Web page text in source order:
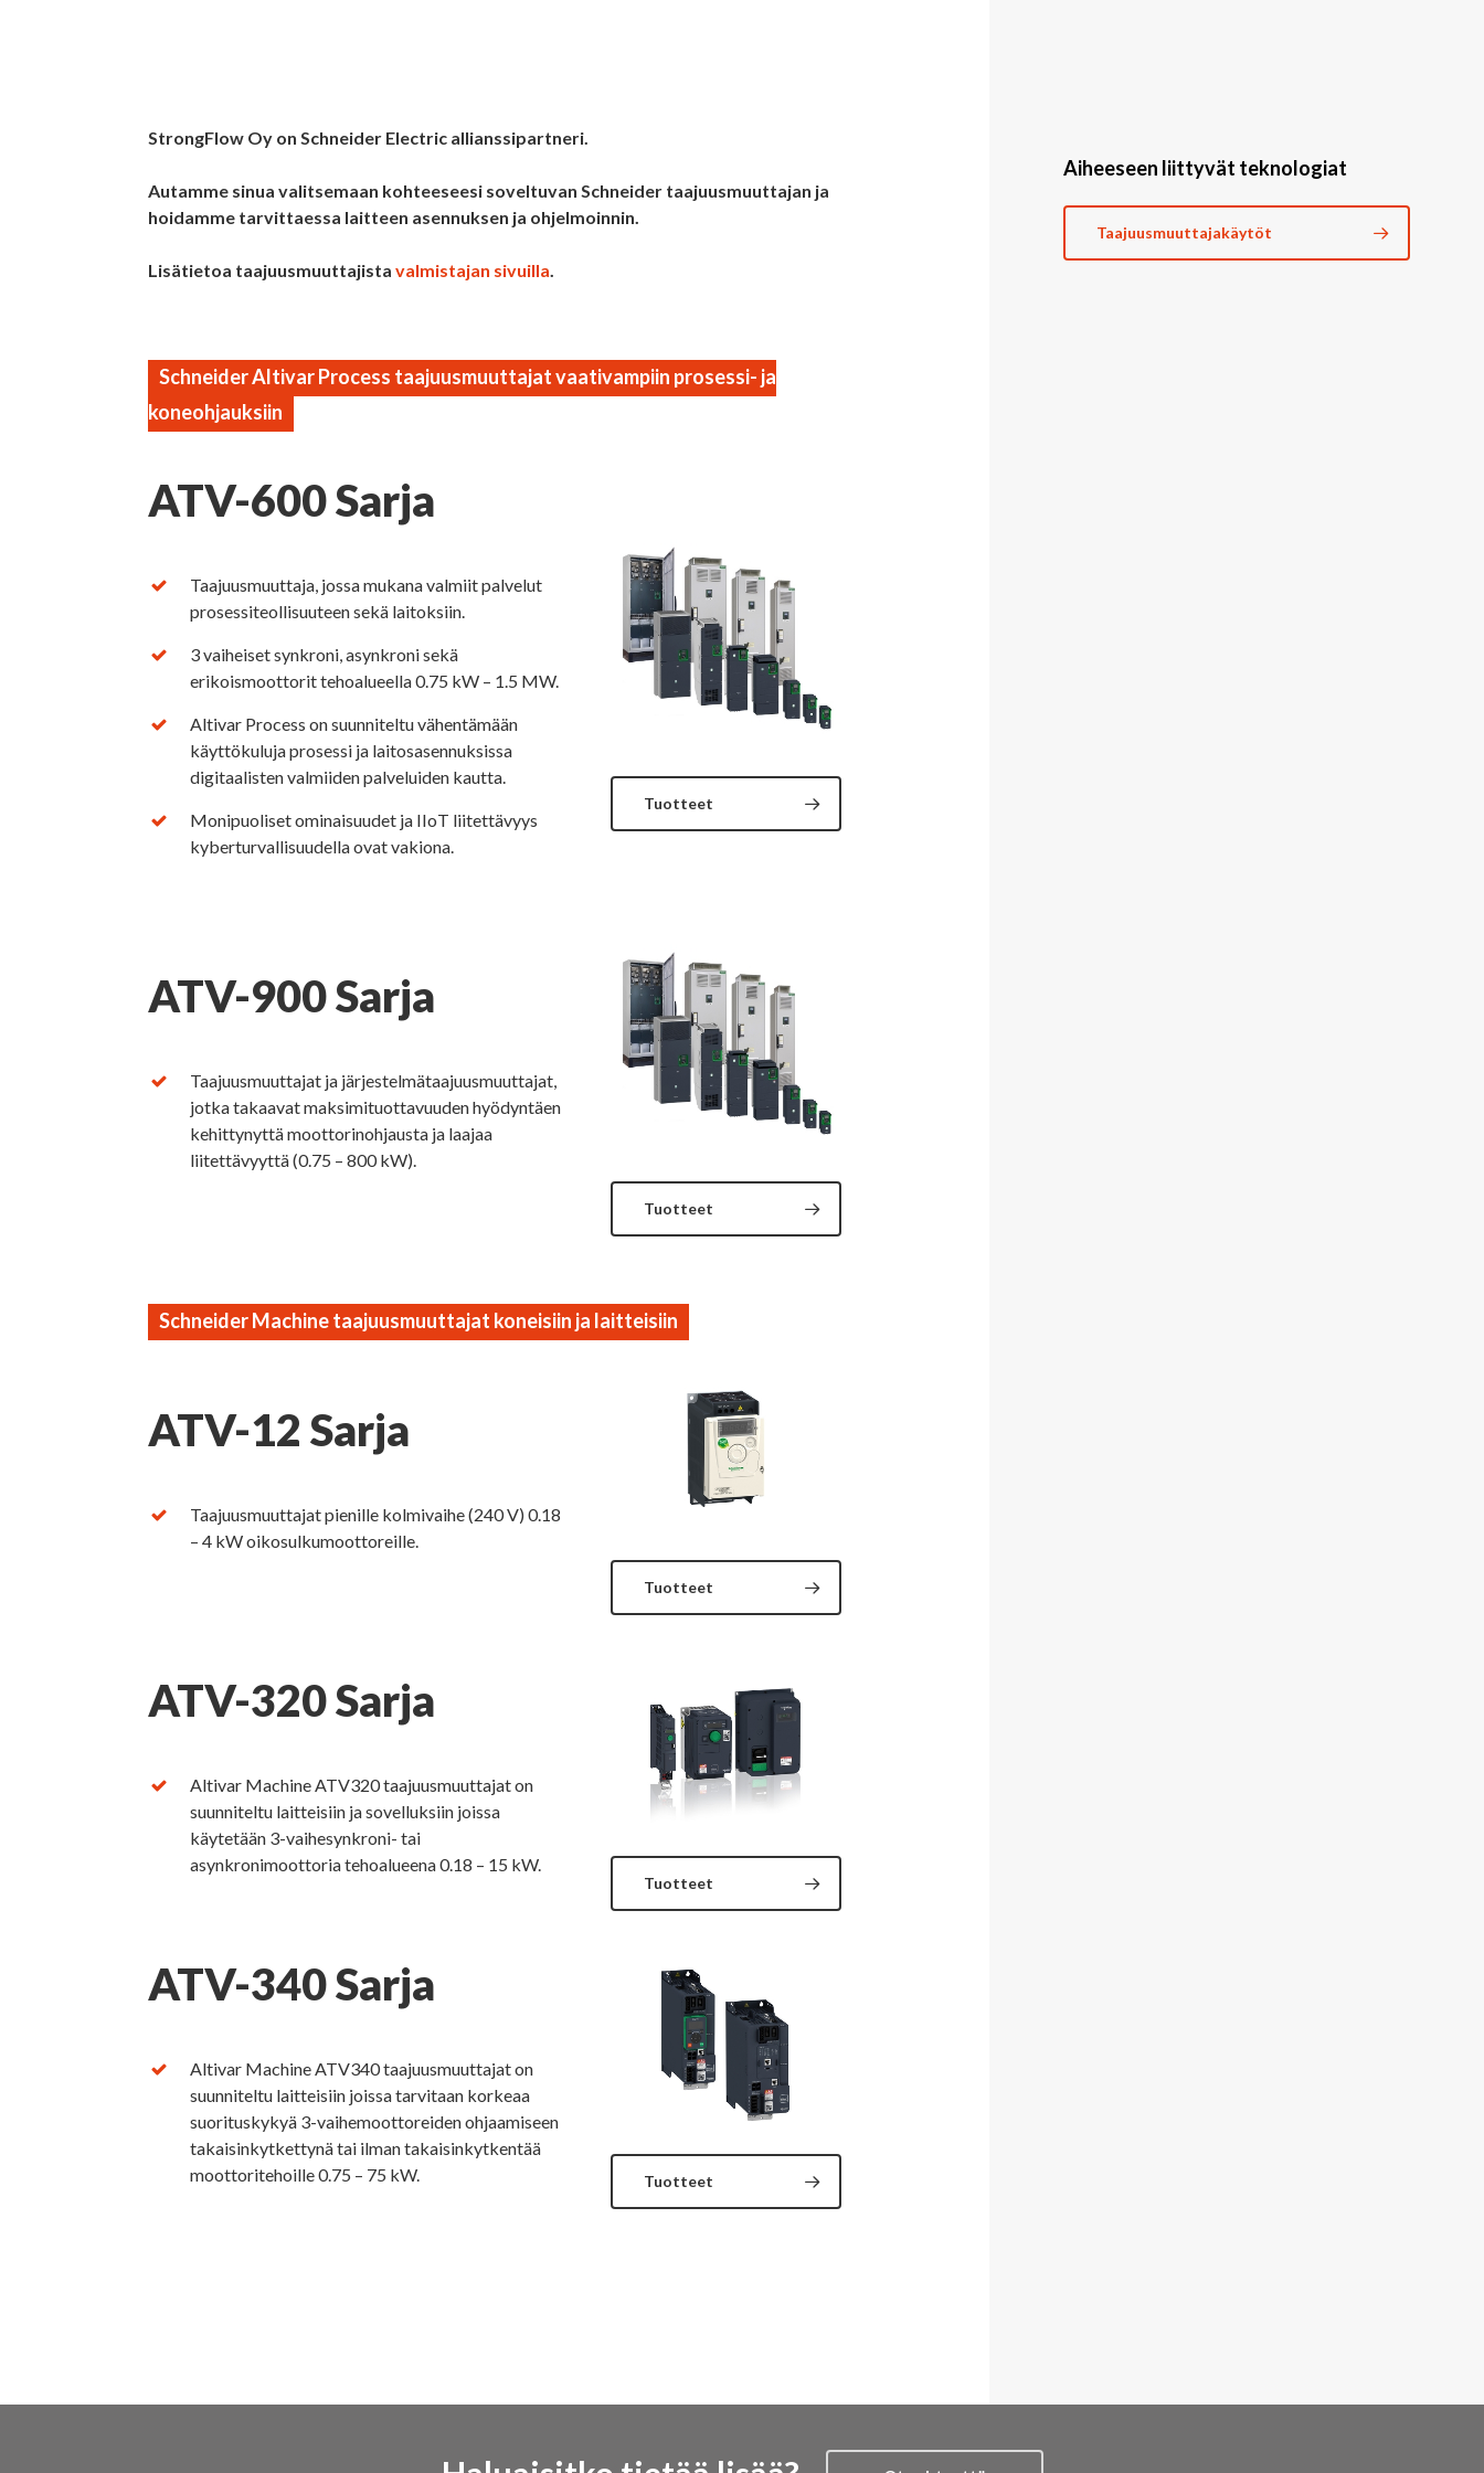
StrongFlow Oy on Schneider Electric allianssipartneri.
Autamme sinua valitsemaan kohteeseesi soveltuvan Schneider taajuusmuuttajan ja
hoidamme tarvittaessa laitteen asennuksen ja ohjelmoinnin.
Lisätietoa taajuusmuuttajistavalmistajan sivuilla.
Schneider Altivar Process taajuusmuuttajat vaativampiin prosessi- ja
koneohjauksiin
ATV-600 Sarja
Taajuusmuuttaja, jossa mukana valmiit palvelut
prosessiteollisuuteen sekä laitoksiin.
3 vaiheiset synkroni, asynkroni sekä
erikoismoottorit tehoalueella 0.75 kW – 1.5 MW.
Altivar Process on suunniteltu vähentämään
käyttökuluja prosessi ja laitosasennuksissa
digitaalisten valmiiden palveluiden kautta.
Monipuoliset ominaisuudet ja IIoT liitettävyys
kyberturvallisuudella ovat vakiona.
Tuotteet
ATV-900 Sarja
Taajuusmuuttajat ja järjestelmätaajuusmuuttajat,
jotka takaavat maksimituottavuuden hyödyntäen
kehittynyttä moottorinohjausta ja laajaa
liitettävyyttä (0.75 – 800 kW).
Tuotteet
Schneider Machine taajuusmuuttajat koneisiin ja laitteisiin
ATV-12 Sarja
Taajuusmuuttajat pienille kolmivaihe (240 V) 0.18
– 4 kW oikosulkumoottoreille.
Tuotteet
ATV-320 Sarja
Altivar Machine ATV320 taajuusmuuttajat on
suunniteltu laitteisiin ja sovelluksiin joissa
käytetään 3-vaihesynkroni- tai
asynkronimoottoria tehoalueena 0.18 – 15 kW.
Tuotteet
ATV-340 Sarja
Altivar Machine ATV340 taajuusmuuttajat on
suunniteltu laitteisiin joissa tarvitaan korkeaa
suorituskykyä 3-vaihemoottoreiden ohjaamiseen
takaisinkytkettynä tai ilman takaisinkytkentää
moottoritehoille 0.75 – 75 kW.
Tuotteet
Aiheeseen liittyvät teknologiat
Taajuusmuuttajakäytöt